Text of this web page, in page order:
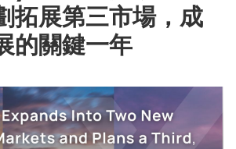
拓展第三市場，成
的關鍵一年